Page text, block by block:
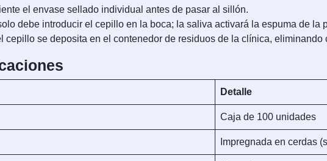
el envase sellado individual antes de pasar al sillón.
debe introducir el cepillo en la boca; la saliva activará la espuma de la
cepillo se deposita en el contenedor de residuos de la clínica,
Detalle
Caja de 100 unidades
Impregnada en cerdas